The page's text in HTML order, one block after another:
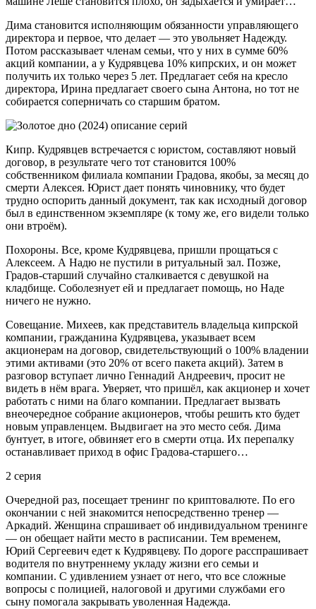
Дима становится исполняющим обязанности управляющего
директора и первое, что делает — это увольняет Надежду.
Потом рассказывает членам семьи, что у них в сумме 60%
акций компании, а у Кудрявцева 10% кипрских, и он может
получить их только через 5 лет. Предлагает себя на кресло
директора, Ирина предлагает своего сына Антона, но тот не
собирается соперничать со старшим братом.
Кипр. Кудрявцев встречается с юристом, составляют новый
договор, в результате чего тот становится 100%
собственником филиала компании Градова, якобы, за месяц до
смерти Алексея. Юрист дает понять чиновнику, что будет
трудно оспорить данный документ, так как исходный договор
был в единственном экземпляре (к тому же, его видели только
они втроём).
Похороны. Все, кроме Кудрявцева, пришли прощаться с
Алексеем. А Надю не пустили в ритуальный зал. Позже,
Градов-старший случайно сталкивается с девушкой на
кладбище. Соболезнует ей и предлагает помощь, но Наде
ничего не нужно.
Совещание. Михеев, как представитель владельца кипрской
компании, гражданина Кудрявцева, указывает всем
акционерам на договор, свидетельствующий о 100% владении
этими активами (это 20% от всего пакета акций). Затем в
разговор вступает лично Геннадий Андреевич, просит не
видеть в нём врага. Уверяет, что пришёл, как акционер и хочет
работать с ними на благо компании. Предлагает вызвать
внеочередное собрание акционеров, чтобы решить кто будет
новым управленцем. Выдвигает на это место себя. Дима
бунтует, в итоге, обвиняет его в смерти отца. Их перепалку
останавливает приход в офис Градова-старшего…
2 серия
Очередной раз, посещает тренинг по криптовалюте. По его
окончании с ней знакомится непосредственно тренер —
Аркадий. Женщина спрашивает об индивидуальном тренинге
— он обещает найти место в расписании. Тем временем,
Юрий Сергеевич едет к Кудрявцеву. По дороге расспрашивает
водителя по внутреннему укладу жизни его семьи и
компании. С удивлением узнает от него, что все сложные
вопросы с полицией, налоговой и другими службами его
сыну помогала закрывать уволенная Надежда.